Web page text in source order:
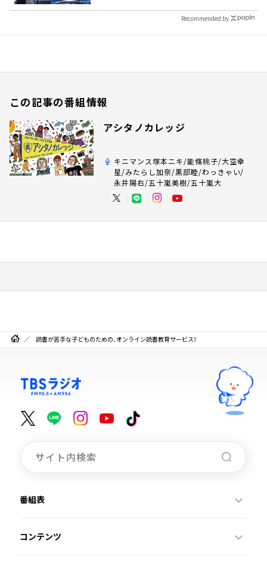
Recommended by
この記事の番組情報
アシタノカレッジ
キニマンス塚本ニキ/能條桃子/大空幸
星/みたらし加奈/黒部睦/わっきゃい/
永井陽右/五十嵐美樹/五十嵐大
読書が苦手な子どものための、オンライン読書教育サービス！
番組表
コンテンツ